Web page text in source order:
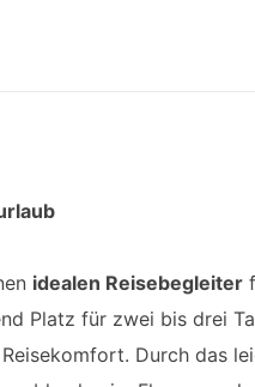
idealen Reisebegleiter
Platz für zwei bis drei
Durch das